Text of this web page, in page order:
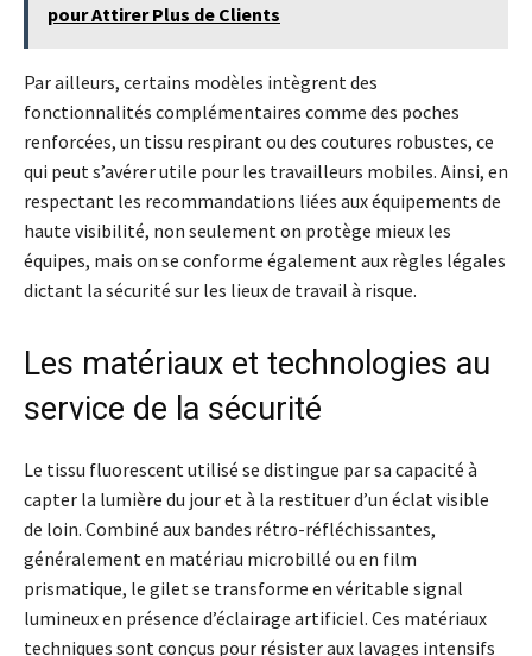
pour Attirer Plus de Clients
Par ailleurs, certains modèles intègrent des
fonctionnalités complémentaires comme des poches
renforcées, un tissu respirant ou des coutures robustes, ce
qui peut s’avérer utile pour les travailleurs mobiles. Ainsi, en
respectant les recommandations liées aux équipements de
haute visibilité, non seulement on protège mieux les
équipes, mais on se conforme également aux règles légales
dictant la sécurité sur les lieux de travail à risque.
Les matériaux et technologies au
service de la sécurité
Le tissu fluorescent utilisé se distingue par sa capacité à
capter la lumière du jour et à la restituer d’un éclat visible
de loin. Combiné aux bandes rétro-réfléchissantes,
généralement en matériau microbillé ou en film
prismatique, le gilet se transforme en véritable signal
lumineux en présence d’éclairage artificiel. Ces matériaux
techniques sont conçus pour résister aux lavages intensifs